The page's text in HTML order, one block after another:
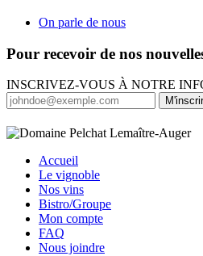
On parle de nous
Pour recevoir de nos
INSCRIVEZ-VOUS À NOTRE
Accueil
Le vignoble
Nos vins
Bistro/Groupe
Mon compte
FAQ
Nous joindre